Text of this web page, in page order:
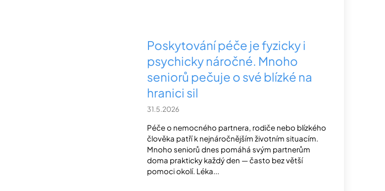
Poskytování péče je fyzicky i
psychicky náročné. Mnoho
seniorů pečuje o své blízké na
hranici sil
31.5.2026
Péče o nemocného partnera, rodiče nebo blízkého
člověka patří k nejnáročnějším životním situacím.
Mnoho seniorů dnes pomáhá svým partnerům
doma prakticky každý den — často bez větší
pomoci okolí. Léka...